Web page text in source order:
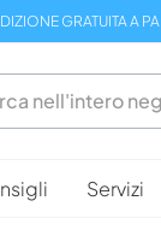
GRATUITA A
Servizi